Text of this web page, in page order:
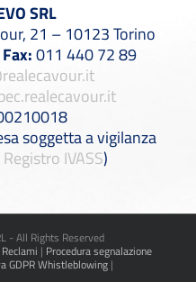
SRL
21 – 10123 Torino
Fax:011 440 72 89
soggetta a vigilanza
Registro IVASS)
- All Rights Reserved
Reclami | Procedura segnalazione
GDPR Whistleblowing |